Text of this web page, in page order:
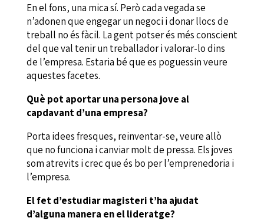
En el fons, una mica sí. Però cada vegada se
n’adonen que engegar un negoci i donar llocs de
treball no és fàcil. La gent potser és més conscient
del que val tenir un treballador i valorar-lo dins
de l’empresa. Estaria bé que es poguessin veure
aquestes facetes.
Què pot aportar una persona jove al
capdavant d’una empresa?
Porta idees fresques, reinventar-se, veure allò
que no funciona i canviar molt de pressa. Els joves
som atrevits i crec que és bo per l’emprenedoria i
l’empresa.
El fet d’estudiar magisteri t’ha ajudat
d’alguna manera en el lideratge?